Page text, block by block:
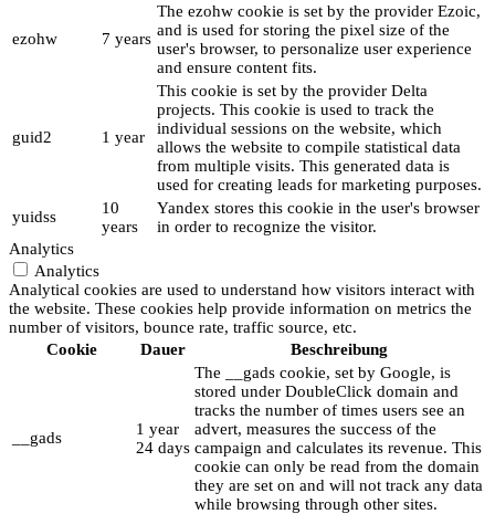
ezohw 7 years
The ezohw cookie is set by the provider Ezoic,
and is used for storing the pixel size of the
user's browser, to personalize user experience
and ensure content fits.
guid2 1 year
This cookie is set by the provider Delta
projects. This cookie is used to track the
individual sessions on the website, which
allows the website to compile statistical data
from multiple visits. This generated data is
used for creating leads for marketing purposes.
yuidss
10
years
Yandex stores this cookie in the user's browser
in order to recognize the visitor.
Analytics
Analytics
Analytical cookies are used to understand how visitors interact with
the website. These cookies help provide information on metrics the
number of visitors, bounce rate, traffic source, etc.
Cookie
Dauer Beschreibung
__gads
1 year
24 days
The __gads cookie, set by Google, is
stored under DoubleClick domain and
tracks the number of times users see an
advert, measures the success of the
campaign and calculates its revenue. This
cookie can only be read from the domain
they are set on and will not track any data
while browsing through other sites.